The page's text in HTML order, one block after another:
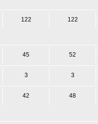
122 122
45 52
3 3
42 48